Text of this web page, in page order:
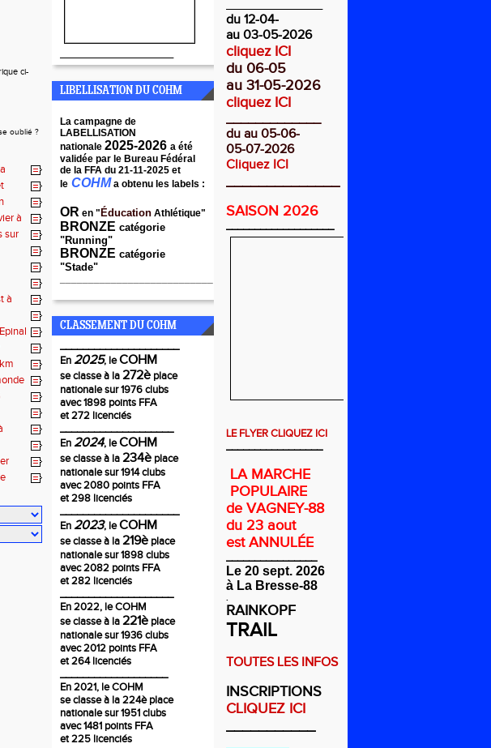
ci-
oublié ?
à
sur
à
LIBELLISATION DU COHM
La campagne de
LABELLISATION
nationale 2025-2026 a été
validée par le Bureau Fédéral
de la FFA du 21-11-2025 et
le COHM a obtenu les labels :
OR en " Éducation Athlétique"
BRONZE catégorie
"Running"
BRONZE catégorie
"Stade"
CLASSEMENT DU COHM
_____________________
En2025, leCOHM
se classe à la272è place
nationale sur 1976 clubs
avec 1898 points FFA
et 272 licenciés
____________________
En2024, leCOHM
se classe à la234è place
nationale sur 1914 clubs
avec 2080 points FFA
et 298 licenciés
_____________________
En2023, leCOHM
se classe à la219è place
nationale sur 1898 clubs
avec 2082 points FFA
et 282 licenciés
____________________
En2022, le COHM
se classe à la221è place
nationale sur 1936 clubs
avec 2012 points FFA
et 264 licenciés
___________________
En 2021, le COHM
se classe à la224èplace
nationale sur 1951 clubs
avec 1481 points FFA
et 225 licenciés
du 12-04-
au 03-05-2026
cliquez ICI
du 06-05
au 31-05-2026
cliquez ICI
_____________
du au 05-06-
05-07-2026
Cliquez ICI
SAISON 2026
___________________
LE FLYER CLIQUEZ ICI
_________________
LA MARCHE
POPULAIRE
de VAGNEY-88
du 23 aout
est ANNULÉE
________________
Le 20 sept. 2026
à La Bresse-88
RAINKOPF
TRAIL
TOUTES LES INFOS
INSCRIPTIONS
CLIQUEZ ICI